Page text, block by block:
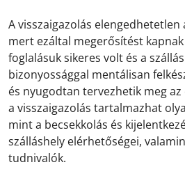
A visszaigazolás elengedhetetlen
mert ezáltal megerősítést
foglalásuk sikeres volt és a
bizonyossággal mentálisan
és nyugodtan tervezhetik meg az
a visszaigazolás tartalmazhat
mint a becsekkolás és
szálláshely elérhetőségei,
tudnivalók.